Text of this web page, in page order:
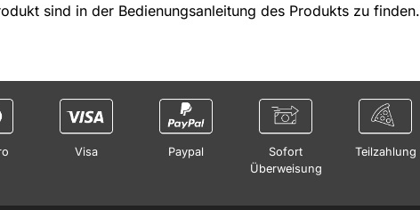
sind in der Bedienungsanleitung des Produkts zu finden.
Visa Paypal
Sofort
Überweisung
Teilzahlung